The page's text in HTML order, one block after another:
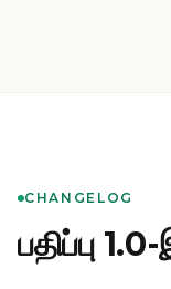
CHANGELOG
பதிப்பு